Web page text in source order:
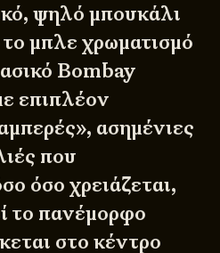
ψηλό μπουκάλι
μπλε χρωματισμό
Bombay
επιπλέον
ασημένιες
που
όσο χρειάζεται,
το πανέμορφο
στο κέντρο